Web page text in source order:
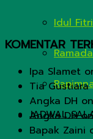
Idul
JADWAL
KOMENTAR
Ipa Slamet
Tia Gustiara
Angka DH on
Angka DH
Bapak Zaini